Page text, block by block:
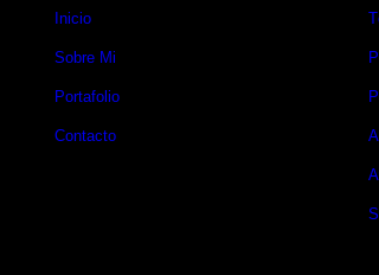
Inicio
Sobre Mi
Portafolio
Contacto